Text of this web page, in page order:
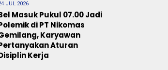
JUL 2026
Masuk Pukul 07.00 Jadi
di PT Nikomas
Karyawan
Aturan
Kerja